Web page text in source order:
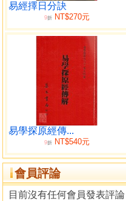
易經擇日分訣
9折NT$270元
易學探原經傳...
9折NT$540元
會員評論
目前沒有任何會員發表評論